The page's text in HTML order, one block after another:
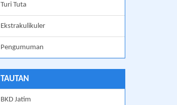
Turi Tuta
Ekstrakulikuler
Pengumuman
TAUTAN
BKD Jatim